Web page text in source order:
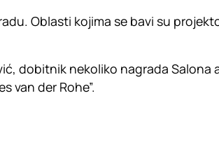
Oblasti kojima se bavi su
dobitnik nekoliko nagrada Salona
van der Rohe”.